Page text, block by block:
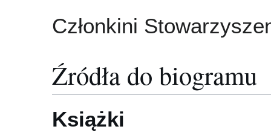
Członkini
Źródła do biogramu
Książki